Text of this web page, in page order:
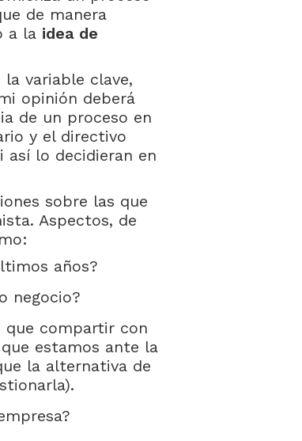
de manera
a la idea de
variable clave,
opinión deberá
de un proceso en
y el directivo
así lo decidieran en
sobre las que
Aspectos, de
años?
negocio?
que compartir con
estamos ante la
la alternativa de